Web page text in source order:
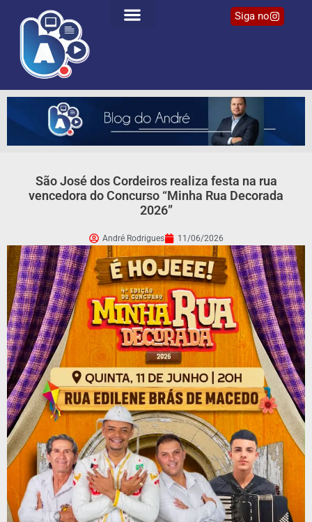
Siga no
São José dos Cordeiros realiza festa na rua
vencedora do Concurso “Minha Rua Decorada
2026”
André Rodrigues 11/06/2026